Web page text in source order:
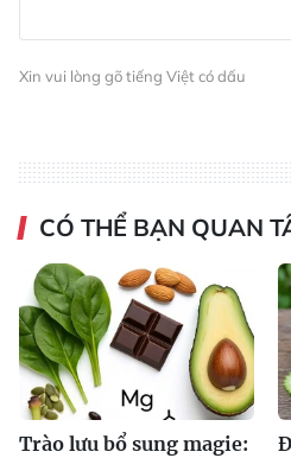
Xin vui lòng gõ tiếng Việt có dấu
CÓ THỂ BẠN QUAN
Trào lưu bổ sung magie: